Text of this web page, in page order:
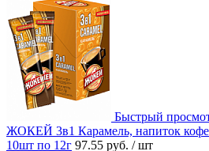
Быстрый
ЖОКЕЙ 3в1 Карамель, напиток
10шт по 12г 97.55 руб. / шт